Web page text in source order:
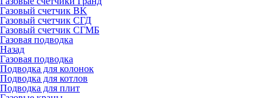
Газовый счетчик BK
Газовый счетчик СГД
Газовый счетчик СГМБ
Газовая подводка
Назад
Газовая подводка
Подводка для колонок
Подводка для котлов
Подводка для плит